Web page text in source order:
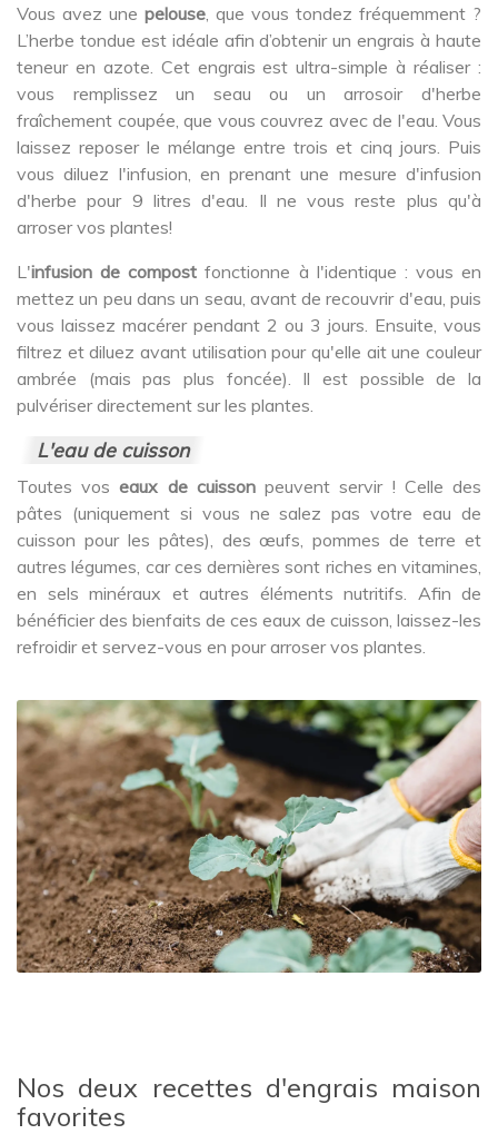
Vous avez une pelouse , que vous tondez fréquemment ?
L’herbe tondue est idéale afin d’obtenir un engrais à haute
teneur en azote. Cet engrais est ultra-simple à réaliser :
vous remplissez un seau ou un arrosoir d'herbe
fraîchement coupée, que vous couvrez avec de l'eau. Vous
laissez reposer le mélange entre trois et cinq jours. Puis
vous diluez l'infusion, en prenant une mesure d'infusion
d'herbe pour 9 litres d'eau. Il ne vous reste plus qu'à
arroser vos plantes!
L'infusion de compost fonctionne à l'identique : vous en
mettez un peu dans un seau, avant de recouvrir d'eau, puis
vous laissez macérer pendant 2 ou 3 jours. Ensuite, vous
filtrez et diluez avant utilisation pour qu'elle ait une couleur
ambrée (mais pas plus foncée). Il est possible de la
pulvériser directement sur les plantes.
L'eau de cuisson
Toutes voseaux de cuissonpeuvent servir ! Celle des
pâtes (uniquement si vous ne salez pas votre eau de
cuisson pour les pâtes), des œufs, pommes de terre et
autres légumes, car ces dernières sont riches en vitamines,
en sels minéraux et autres éléments nutritifs. Afin de
bénéficier des bienfaits de ces eaux de cuisson, laissez-les
refroidir et servez-vous en pour arroser vos plantes.
Nos deux recettes d'engrais maison
favorites